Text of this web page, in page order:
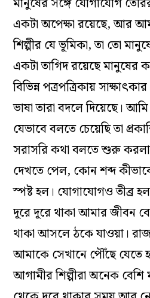
একটা অপেক্ষা রয়েছে, আর
শিল্পীর যে ভূমিকা, তা তো
একটা তাগিদ রয়েছে মানুষের
বিভিন্ন পত্রপত্রিকায়
ভাষা তারা বদলে দিয়েছে।
যেভাবে বলতে চেয়েছি তা
সরাসরি কথা বলতে শুরু
দেখতে পেল, কোন শব্দ
স্পষ্ট হল। যোগাযোগও তীব্র
দূরে দূরে থাকা আমার জীবন
থাকা আসলে ঠকে যাওয়া।
আমাকে সেখানে পৌঁছে যেতে
আগামীর শিল্পীরা অনেক বেশি